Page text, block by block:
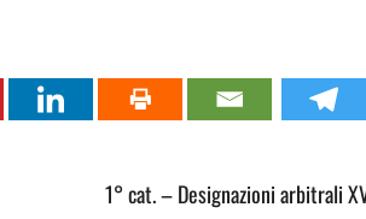
1° cat. – Designazioni arbitrali